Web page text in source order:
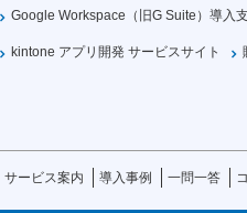
Google Workspace（旧G Suite）導入
kintone アプリ開発 サービスサイト
サービス案内 導入事例 一問一答